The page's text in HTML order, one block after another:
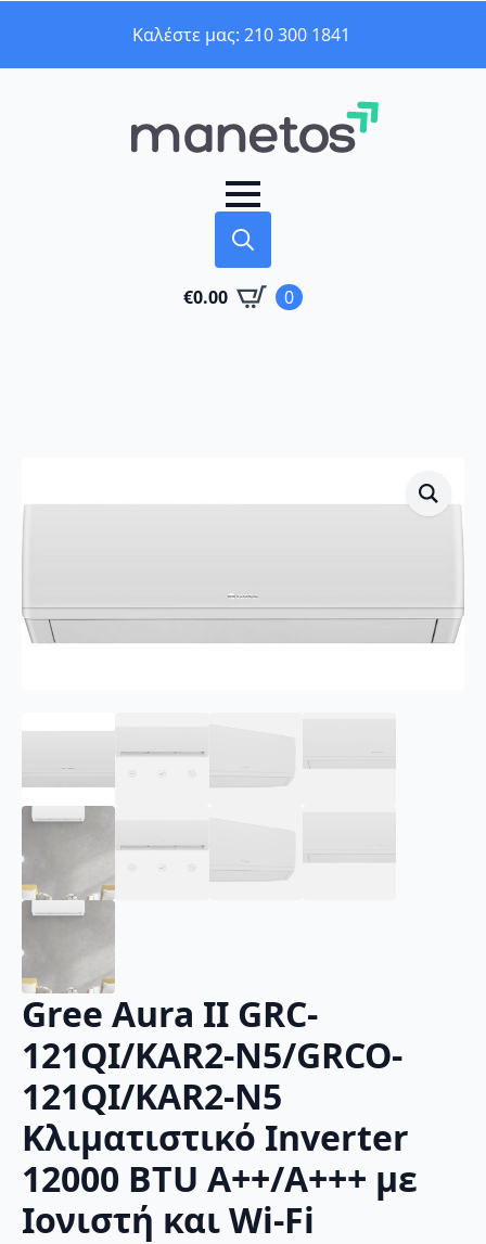
Καλέστε μας: 210 300 1841
for:
€0.00 0
Gree Aura II GRC-
121QI/KAR2-N5/GRCO-
121QI/KAR2-N5
Κλιματιστικό Inverter
12000 BTU A++/A+++ με
Ιονιστή και Wi-Fi